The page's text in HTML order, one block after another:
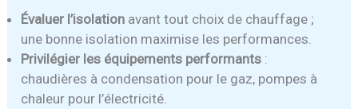
Évaluer l’isolation avant tout choix de chauffage ;
une bonne isolation maximise les performances.
Privilégier les équipements performants :
chaudières à condensation pour le gaz, pompes à
chaleur pour l’électricité.